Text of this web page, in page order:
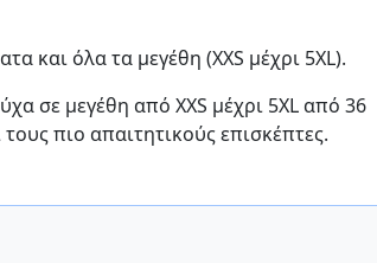
και όλα τα μεγέθη (XXS μέχρι 5XL).
σε μεγέθη από XXS μέχρι 5XL από 36
πιο απαιτητικούς επισκέπτες.